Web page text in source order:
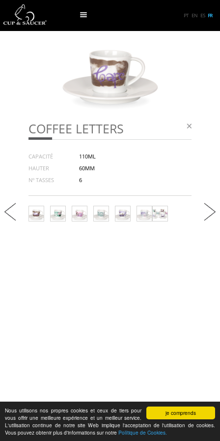
je comprends
Nous utilisons nos propres cookies et ceux de tiers pour
vous offrir une meilleure expérience et un meilleur service.
L'utilisation continue de notre site Web implique l'acceptation de l'utilisation de cookies.
Vous pouvez obtenir plus d'informations sur notre Polítique de Cookies.
PT EN ES FR
COFFEE LETTERS
CAPACITÉ
110ML
HAUTER
60MM
Nº TASSES
6